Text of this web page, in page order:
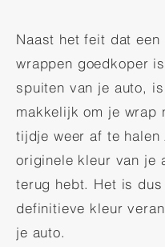
Naast het feit dat een
wrappen goedkoper
spuiten van je auto,
makkelijk om je wrap
tijdje weer af te halen
originele kleur van je
terug hebt. Het is dus
definitieve kleur
je auto.